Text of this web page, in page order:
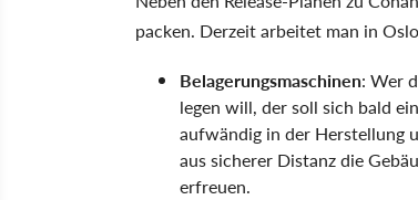
packen. Derzeit arbeitet man in
Belagerungsmaschinen: Wer
legen will, der soll sich bald
aufwändig in der Herstellung
aus sicherer Distanz die
erfreuen.